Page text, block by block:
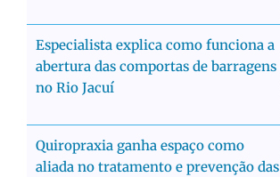
Especialista explica como funciona a
abertura das comportas de barragens
no Rio Jacuí
Quiropraxia ganha espaço como
aliada no tratamento e prevenção das